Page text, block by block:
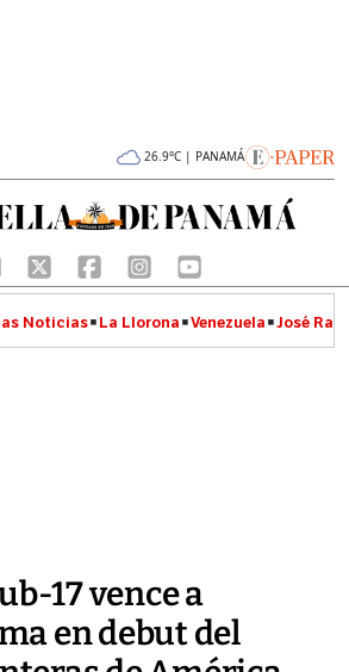
26.9°C | PANAMÁ
Noticias La Llorona Venezuela José
17 vence a
en debut del